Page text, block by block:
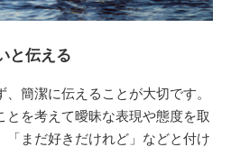
と伝える
簡潔に伝えることが大切です。
とを考えて曖昧な表現や態度を取
「まだ好きだけれど」などと付け